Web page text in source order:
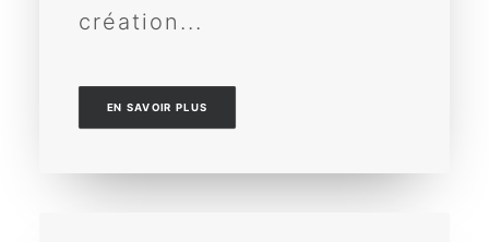
création...
EN SAVOIR PLUS